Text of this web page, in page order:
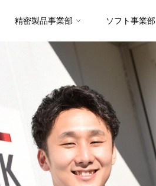
精密製品事業部 ソフト事業部